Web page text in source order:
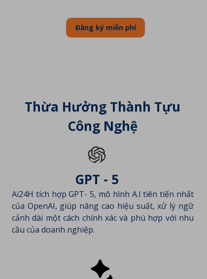
Đăng ký miễn phí
Thừa Hưởng Thành Tựu
Công Nghệ
GPT - 5
Ai24H tích hợp GPT- 5, mô hình A.I tiên tiến nhất
của OpenAI, giúp nâng cao hiệu suất, xử lý ngữ
cảnh dài một cách chính xác và phù hợp với nhu
cầu của doanh nghiệp.